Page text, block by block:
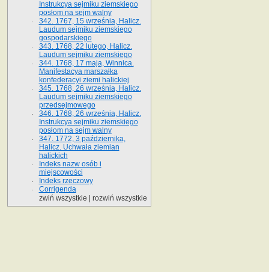
Instrukcya sejmiku ziemskiego
posłom na sejm walny
342. 1767, 15 września, Halicz.
Laudum sejmiku ziemskiego
gospodarskiego
343. 1768, 22 lutego, Halicz.
Laudum sejmiku ziemskiego
344. 1768, 17 maja, Winnica.
Manifestacya marszałka
konfederacyi ziemi halickiej
345. 1768, 26 września, Halicz.
Laudum sejmiku ziemskiego
przedsejmowego
346. 1768, 26 września, Halicz.
Instrukcya sejmiku ziemskiego
posłom na sejm walny
347. 1772, 3 października,
Halicz. Uchwała ziemian
halickich
Indeks nazw osób i
miejscowości
Indeks rzeczowy
Corrigenda
zwiń wszystkie
rozwiń wszystkie